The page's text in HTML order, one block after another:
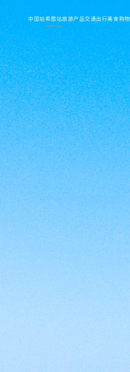
中国站希腊站旅游产品交通出行美食购物